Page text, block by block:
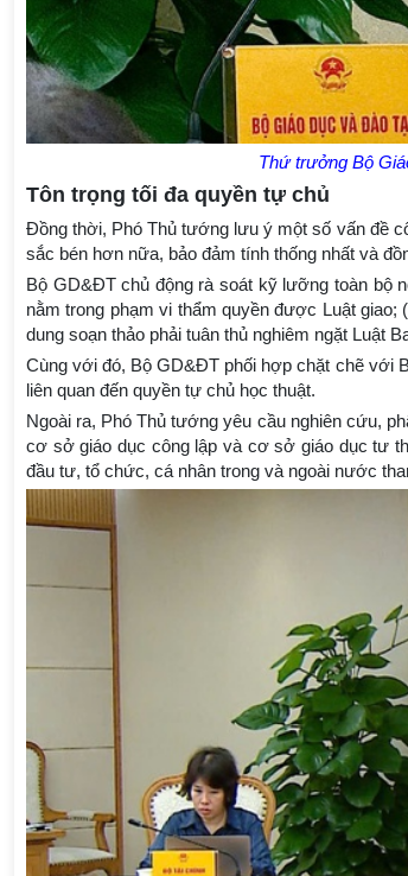
Thứ trưởng Bộ
Tôn trọng tối đa quyền tự chủ
Đồng thời, Phó Thủ tướng lưu ý một số vấn đề
sắc bén hơn nữa, bảo đảm tính thống nhất và
Bộ GD&ĐT chủ động rà soát kỹ lưỡng toàn bộ
nằm trong phạm vi thẩm quyền được Luật giao;
dung soạn thảo phải tuân thủ nghiêm ngặt Luật
Cùng với đó, Bộ GD&ĐT phối hợp chặt chẽ với
liên quan đến quyền tự chủ học thuật.
Ngoài ra, Phó Thủ tướng yêu cầu nghiên cứu,
cơ sở giáo dục công lập và cơ sở giáo dục tư
đầu tư, tổ chức, cá nhân trong và ngoài nước